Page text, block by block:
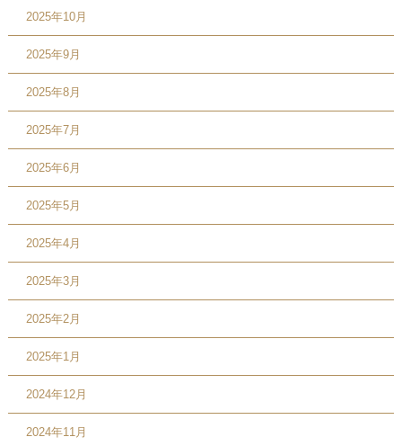
2025年10月
2025年9月
2025年8月
2025年7月
2025年6月
2025年5月
2025年4月
2025年3月
2025年2月
2025年1月
2024年12月
2024年11月